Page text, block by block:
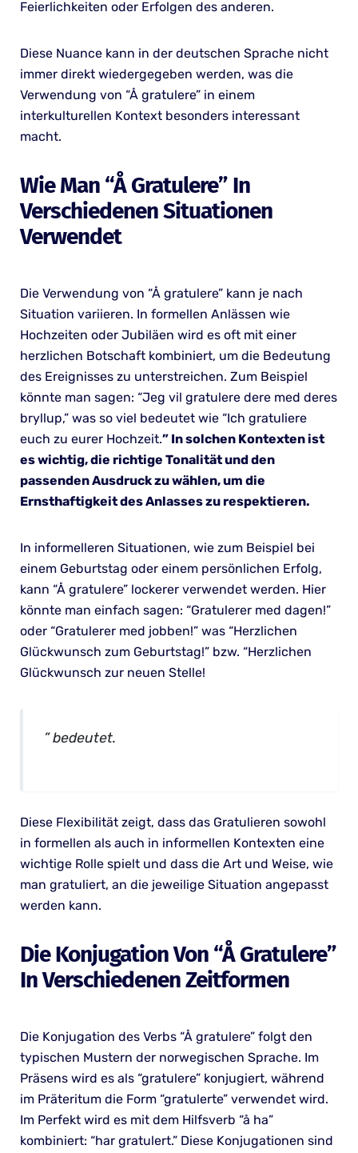
Feierlichkeiten oder Erfolgen des anderen.
Diese Nuance kann in der deutschen Sprache nicht
immer direkt wiedergegeben werden, was die
Verwendung von “Å gratulere” in einem
interkulturellen Kontext besonders interessant
macht.
Wie Man “Å Gratulere” In
Verschiedenen Situationen
Verwendet
Die Verwendung von “Å gratulere” kann je nach
Situation variieren. In formellen Anlässen wie
Hochzeiten oder Jubiläen wird es oft mit einer
herzlichen Botschaft kombiniert, um die Bedeutung
des Ereignisses zu unterstreichen. Zum Beispiel
könnte man sagen: “Jeg vil gratulere dere med deres
bryllup,” was so viel bedeutet wie “Ich gratuliere
euch zu eurer Hochzeit.” In solchen Kontexten ist
es wichtig, die richtige Tonalität und den
passenden Ausdruck zu wählen, um die
Ernsthaftigkeit des Anlasses zu respektieren.
In informelleren Situationen, wie zum Beispiel bei
einem Geburtstag oder einem persönlichen Erfolg,
kann “Å gratulere” lockerer verwendet werden. Hier
könnte man einfach sagen: “Gratulerer med dagen!”
oder “Gratulerer med jobben!” was “Herzlichen
Glückwunsch zum Geburtstag!” bzw. “Herzlichen
Glückwunsch zur neuen Stelle!
” bedeutet.
Diese Flexibilität zeigt, dass das Gratulieren sowohl
in formellen als auch in informellen Kontexten eine
wichtige Rolle spielt und dass die Art und Weise, wie
man gratuliert, an die jeweilige Situation angepasst
werden kann.
Die Konjugation Von “Å Gratulere”
In Verschiedenen Zeitformen
Die Konjugation des Verbs “Å gratulere” folgt den
typischen Mustern der norwegischen Sprache. Im
Präsens wird es als “gratulere” konjugiert, während
im Präteritum die Form “gratulerte” verwendet wird.
Im Perfekt wird es mit dem Hilfsverb “å ha”
kombiniert: “har gratulert.” Diese Konjugationen sind